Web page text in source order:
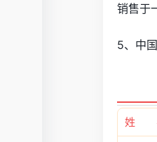
销售于
5、中
姓